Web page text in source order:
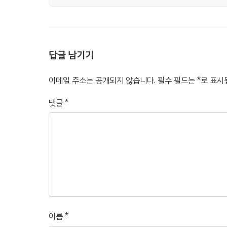
답글 남기기
이메일 주소는 공개되지 않습니다. 필수 필드는*로 표시
댓글*
이름*